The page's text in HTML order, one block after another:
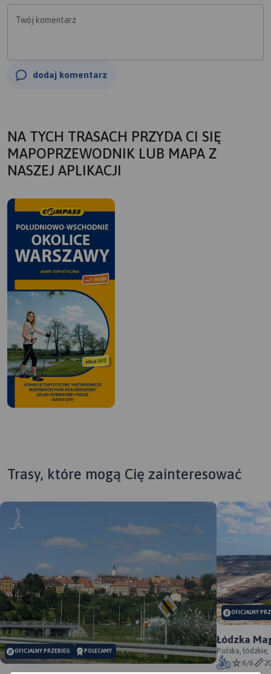
Twój komentarz
dodaj komentarz
NA TYCH TRASACH PRZYDA CI SIĘ
MAPOPRZEWODNIK LUB MAPA Z
NASZEJ APLIKACJI
Trasy, które mogą Cię zainteresować
OFICJALNY PRZEBIEG POLECAMY
OFICJALNY
Łódzka
Polska, łódzkie,
6/6